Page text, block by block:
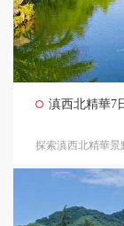
滇西北精華7
探索滇西北精華景